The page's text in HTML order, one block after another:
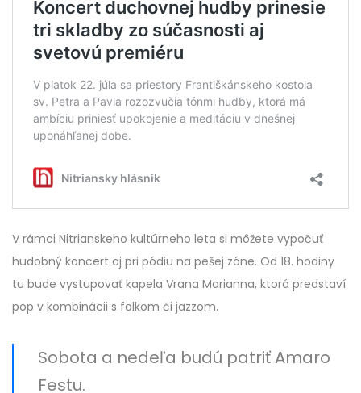
V rámci Nitrianskeho kultúrneho leta si môžete vypočuť
hudobný koncert aj pri pódiu na pešej zóne. Od 18. hodiny
tu bude vystupovať kapela Vrana Marianna, ktorá predstaví
pop v kombinácii s folkom či jazzom.
Sobota a nedeľa budú patriť Amaro
Festu.